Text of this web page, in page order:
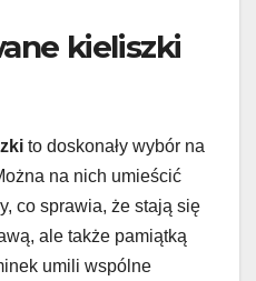
kieliszki
to doskonały wybór na
na nich umieścić
co sprawia, że stają się
ale także pamiątką
umili wspólne